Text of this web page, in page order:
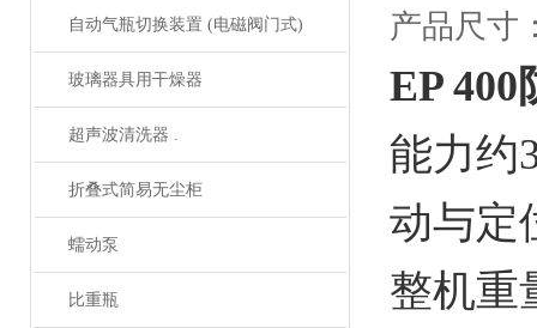
自动气瓶切换装置 (电磁阀门式)
玻璃器具用干燥器
超声波清洗器 .
折叠式简易无尘柜
蠕动泵
比重瓶
产品尺寸
EP
能力约
动与定
整机重